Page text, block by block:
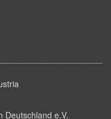
Deutschland e.V.